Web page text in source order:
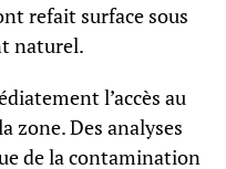
refait surface sous
naturel.
l’accès au
zone. Des analyses
de la contamination